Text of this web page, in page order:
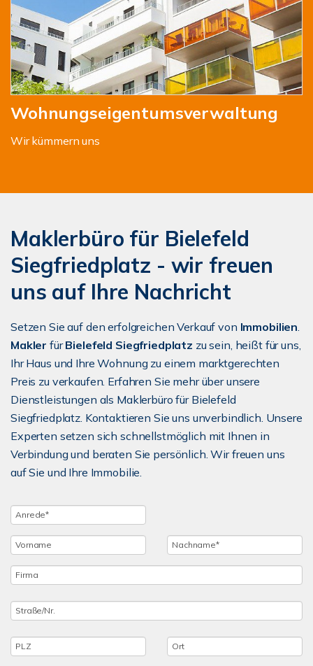
Wohnungseigentumsverwaltung
Wir kümmern uns
Maklerbüro für Bielefeld
Siegfriedplatz - wir freuen
uns auf Ihre Nachricht
Setzen Sie auf den erfolgreichen Verkauf von Immobilien
Makler fürBielefeld Siegfriedplatz zu sein, heißt für uns,
Ihr Haus und Ihre Wohnung zu einem marktgerechten
Preis zu verkaufen. Erfahren Sie mehr über unsere
Dienstleistungen als Maklerbüro für Bielefeld
Siegfriedplatz. Kontaktieren Sie uns unverbindlich. Unsere
Experten setzen sich schnellstmöglich mit Ihnen in
Verbindung und beraten Sie persönlich. Wir freuen uns
auf Sie und Ihre Immobilie.